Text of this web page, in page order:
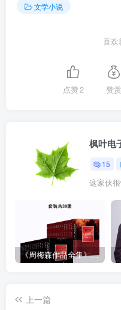
文学小说
喜欢
点赞2 赞赏
枫叶电
15
这家伙
《周梅森作品全集》[共30册]
上一篇